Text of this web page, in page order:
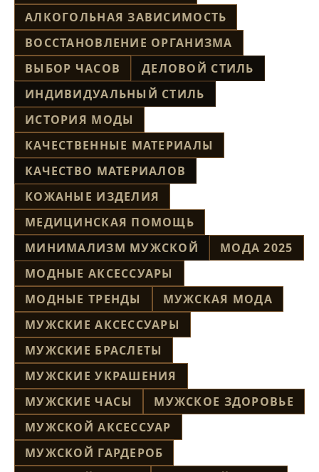
АЛКОГОЛЬНАЯ ЗАВИСИМОСТЬ
ВОССТАНОВЛЕНИЕ ОРГАНИЗМА
ВЫБОР ЧАСОВ
ДЕЛОВОЙ СТИЛЬ
ИНДИВИДУАЛЬНЫЙ СТИЛЬ
ИСТОРИЯ МОДЫ
КАЧЕСТВЕННЫЕ МАТЕРИАЛЫ
КАЧЕСТВО МАТЕРИАЛОВ
КОЖАНЫЕ ИЗДЕЛИЯ
МЕДИЦИНСКАЯ ПОМОЩЬ
МИНИМАЛИЗМ МУЖСКОЙ
МОДА 2025
МОДНЫЕ АКСЕССУАРЫ
МОДНЫЕ ТРЕНДЫ
МУЖСКАЯ МОДА
МУЖСКИЕ АКСЕССУАРЫ
МУЖСКИЕ БРАСЛЕТЫ
МУЖСКИЕ УКРАШЕНИЯ
МУЖСКИЕ ЧАСЫ
МУЖСКОЕ ЗДОРОВЬЕ
МУЖСКОЙ АКСЕССУАР
МУЖСКОЙ ГАРДЕРОБ